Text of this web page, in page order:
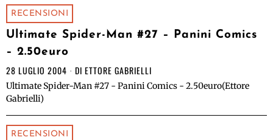
RECENSIONI
Ultimate Spider-Man #27 – Panini Comics
– 2.50euro
28 LUGLIO 2004 DI ETTORE GABRIELLI
Ultimate Spider-Man #27 - Panini Comics - 2.50euro(Ettore
Gabrielli)
RECENSIONI